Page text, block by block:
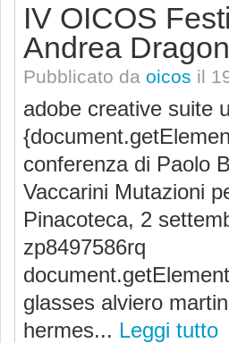
IV OICOS
Andrea
Pubblicato da oicos il
adobe creative suite
conferenza di Paolo
Vaccarini Mutazioni
Pinacoteca, 2
zp8497586rq
glasses alviero
hermes... Leggi tutto